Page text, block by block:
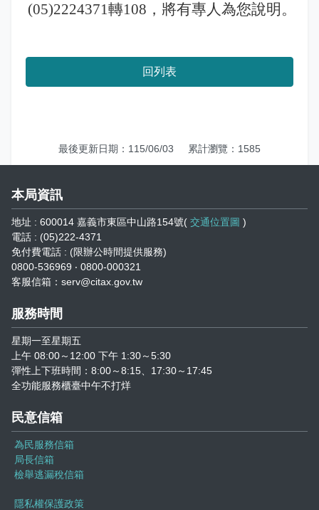
(05)2224371轉108，將有專人為您說明。
回列表
最後更新日期：115/06/03 累計瀏覽：1585
本局資訊
地址 : 600014 嘉義市東區中山路154號( 交通位置圖 )
電話 : (05)222-4371
免付費電話 : (限辦公時間提供服務)
0800-536969 ‧ 0800-000321
客服信箱：serv@citax.gov.tw
服務時間
星期一至星期五
上午 08:00～12:00 下午 1:30～5:30
彈性上下班時間：8:00～8:15、17:30～17:45
全功能服務櫃臺中午不打烊
民意信箱
為民服務信箱
局長信箱
檢舉逃漏稅信箱
隱私權保護政策